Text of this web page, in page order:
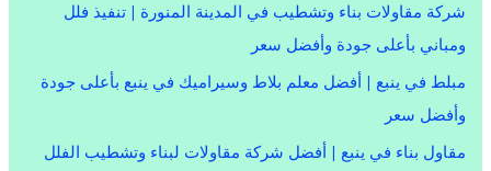
شركة مقاولات بناء وتشطيب في المدينة المنورة | تنفيذ فلل
ومباني بأعلى جودة وأفضل سعر
مبلط في ينبع | أفضل معلم بلاط وسيراميك في ينبع بأعلى جودة
وأفضل سعر
مقاول بناء في ينبع | أفضل شركة مقاولات لبناء وتشطيب الفلل